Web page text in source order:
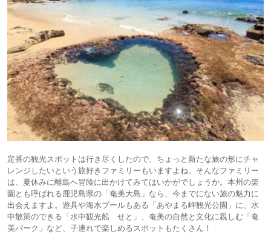
定番の観光スポットは行き尽くしたので、ちょっと新たな旅の形にチャ
レンジしたいという旅好きファミリーもいますよね。そんなファミリー
は、夏休みに離島へ冒険に出かけてみてはいかがでしょうか。本州の楽
園とも呼ばれる鹿児島県の「奄美大島」なら、今までにない旅の魅力に
出会えますよ。遊具や海水プールもある「あやまる岬観光公園」に、水
中散策のできる「水中観光船 せと」、奄美の自然と文化に親しむ「奄
美パーク」など、子連れで楽しめるスポットもたくさん！